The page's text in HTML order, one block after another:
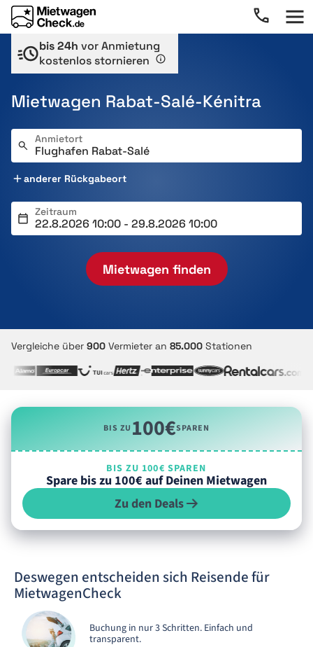
bis 24h vor Anmietung
kostenlos stornieren
Mietwagen Rabat-Salé-Kénitra
Anmietort
anderer Rückgabeort
Zeitraum
Mietwagen finden
Vergleiche über 900 Vermieter an 85.000 Stationen
BIS ZU100€SPAREN
BIS ZU 100€ SPAREN
Spare bis zu 100€ auf Deinen Mietwagen
Zu den Deals
Deswegen entscheiden sich Reisende für
MietwagenCheck
Buchung in nur 3 Schritten. Einfach und
transparent.